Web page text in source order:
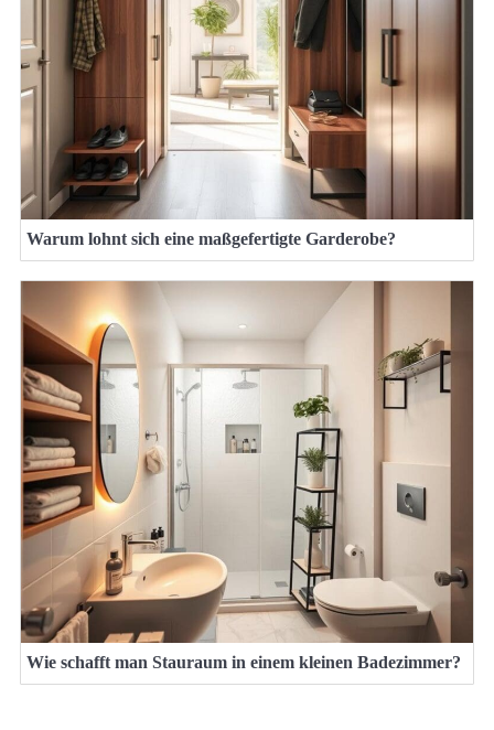
Warum lohnt sich eine maßgefertigte Garderobe?
Wie schafft man Stauraum in einem kleinen Badezimmer?